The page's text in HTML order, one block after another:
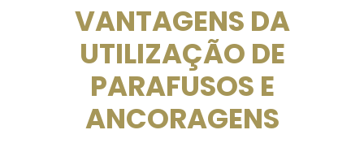
VANTAGENS DA
UTILIZAÇÃO DE
PARAFUSOS E
ANCORAGENS